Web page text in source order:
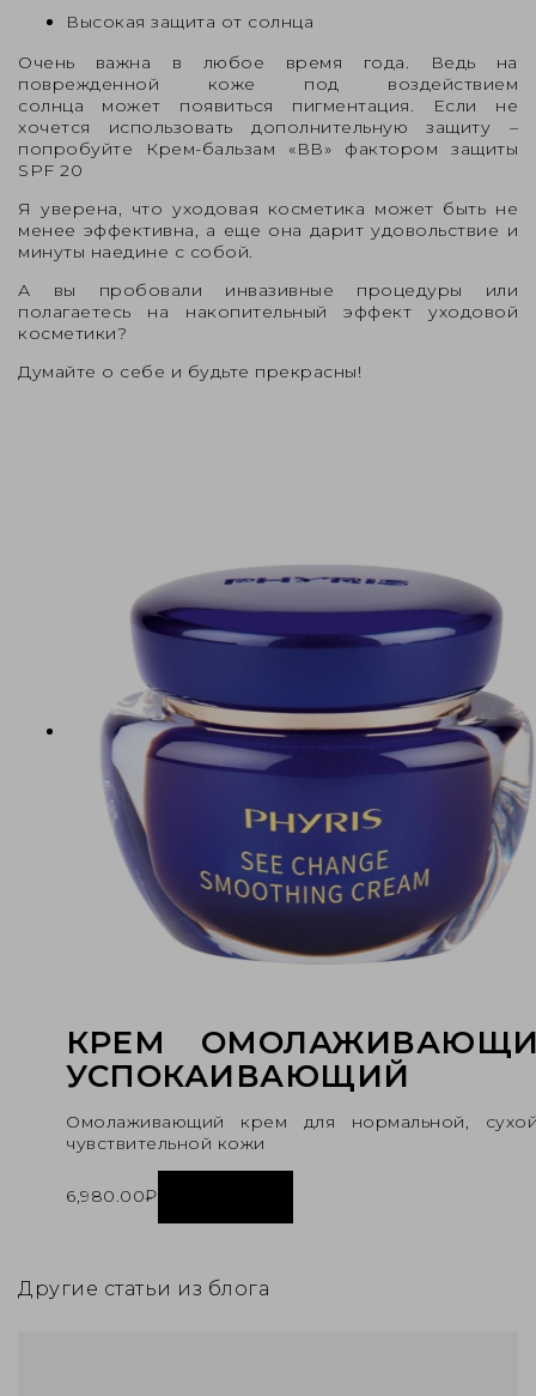
Высокая защита от солнца
Очень важна в любое время года. Ведь на
поврежденной коже под воздействием
солнца может появиться пигментация. Если не
хочется использовать дополнительную защиту –
попробуйте
Крем-бальзам «ВВ» фактором защиты
SPF 20
Я уверена, что уходовая косметика может быть не
менее эффективна, а еще она дарит удовольствие и
минуты наедине с собой.
А вы пробовали инвазивные процедуры или
полагаетесь на накопительный эффект уходовой
косметики?
Думайте о себе и будьте прекрасны!
КРЕМ
УСПОКАИВАЮЩИЙ
Омолаживающий крем для нормальной,
чувствительной кожи
6,980.00₽
Другие статьи из блога